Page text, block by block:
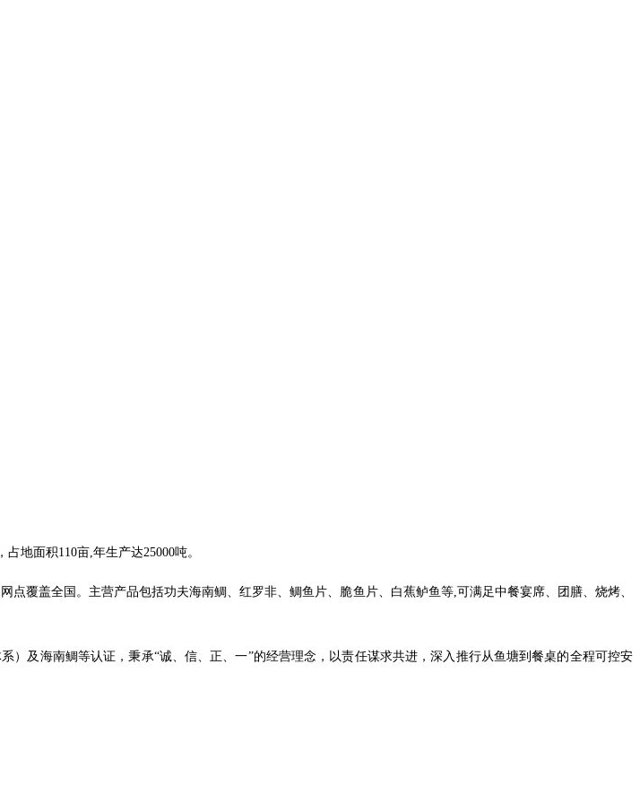
地面积110亩,年生产达25000吨。
覆盖全国。主营产品包括功夫海南鲷、红罗非、鲷鱼片、脆鱼片、白蕉鲈鱼等,可满足中餐宴席、团膳、烧烤、
）及海南鲷等认证，秉承“诚、信、正、一”的经营理念，以责任谋求共进，深入推行从鱼塘到餐桌的全程可控安